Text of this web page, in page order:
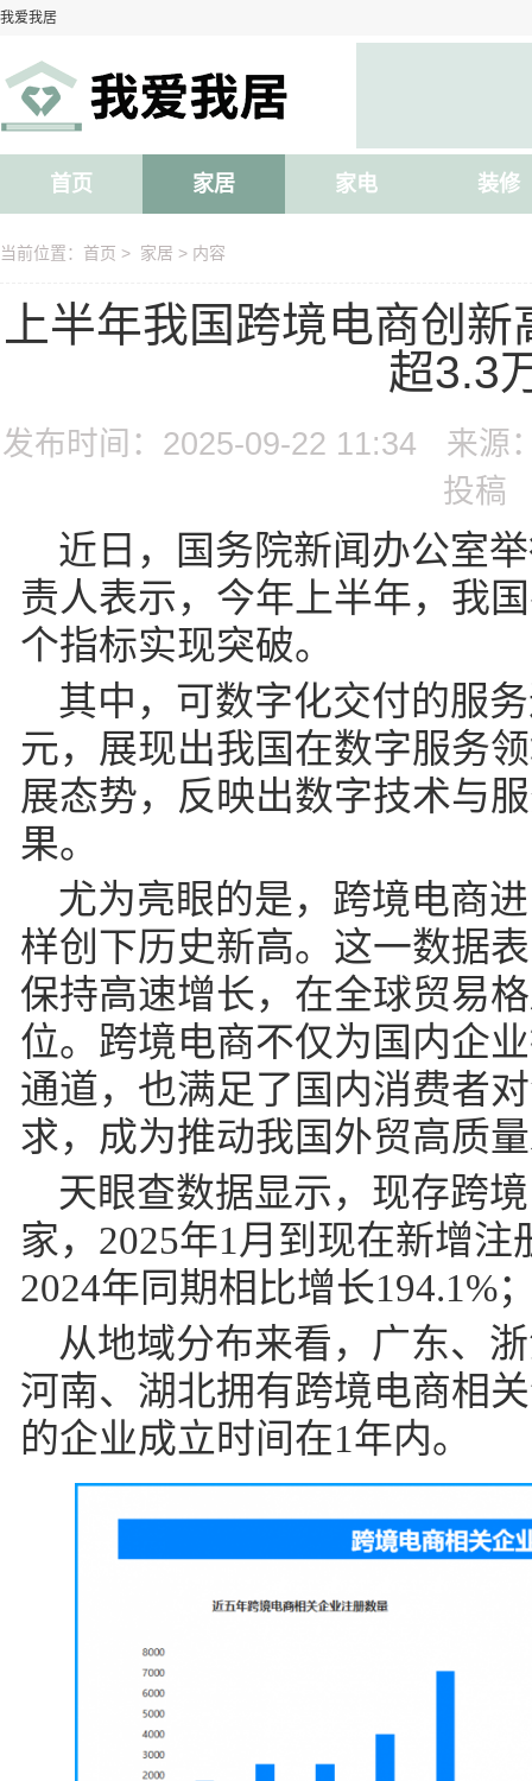
我爱我居
首页 家居 家电 装修
当前位置： 首页 > 家居 > 内容
上半年我国跨境电商创
超3.3
发布时间：2025-09-22 11:34
来源
投稿
近日，国务院新闻办公室
责人表示，今年上半年，我
个指标实现突破。
其中，可数字化交付的服
元，展现出我国在数字服务
展态势，反映出数字技术与
果。
尤为亮眼的是，跨境电商
样创下历史新高。这一数据
保持高速增长，在全球贸易
位。跨境电商不仅为国内企
通道，也满足了国内消费者
求，成为推动我国外贸高质
天眼查数据显示，现存跨
家，2025年1月到现在新增
2024年同期相比增长194.1%
从地域分布来看，广东、
河南、湖北拥有跨境电商相
的企业成立时间在1年内。